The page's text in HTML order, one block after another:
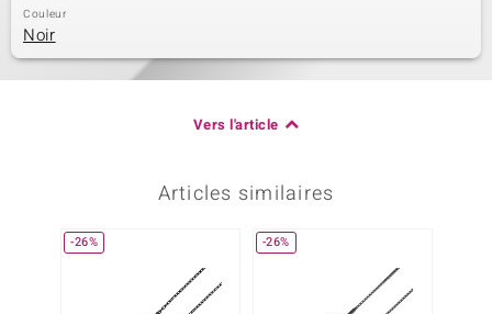
Couleur
Noir
Vers l'article
Articles similaires
-26% -26%